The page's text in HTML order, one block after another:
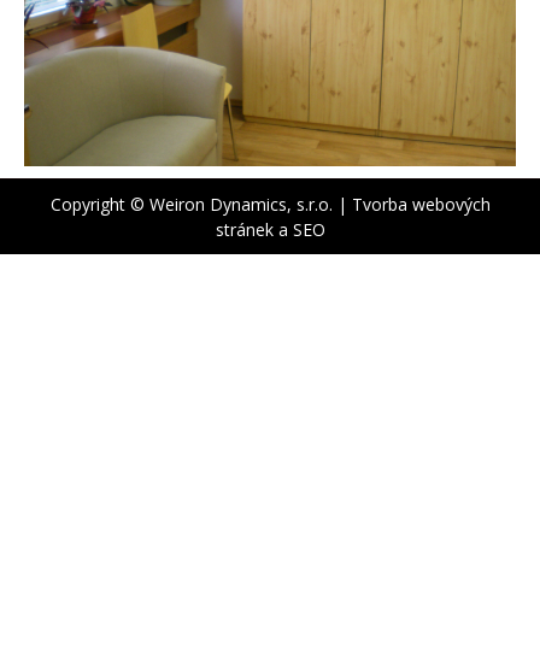
Copyright © Weiron Dynamics, s.r.o. | Tvorba webových
stráneka SEO